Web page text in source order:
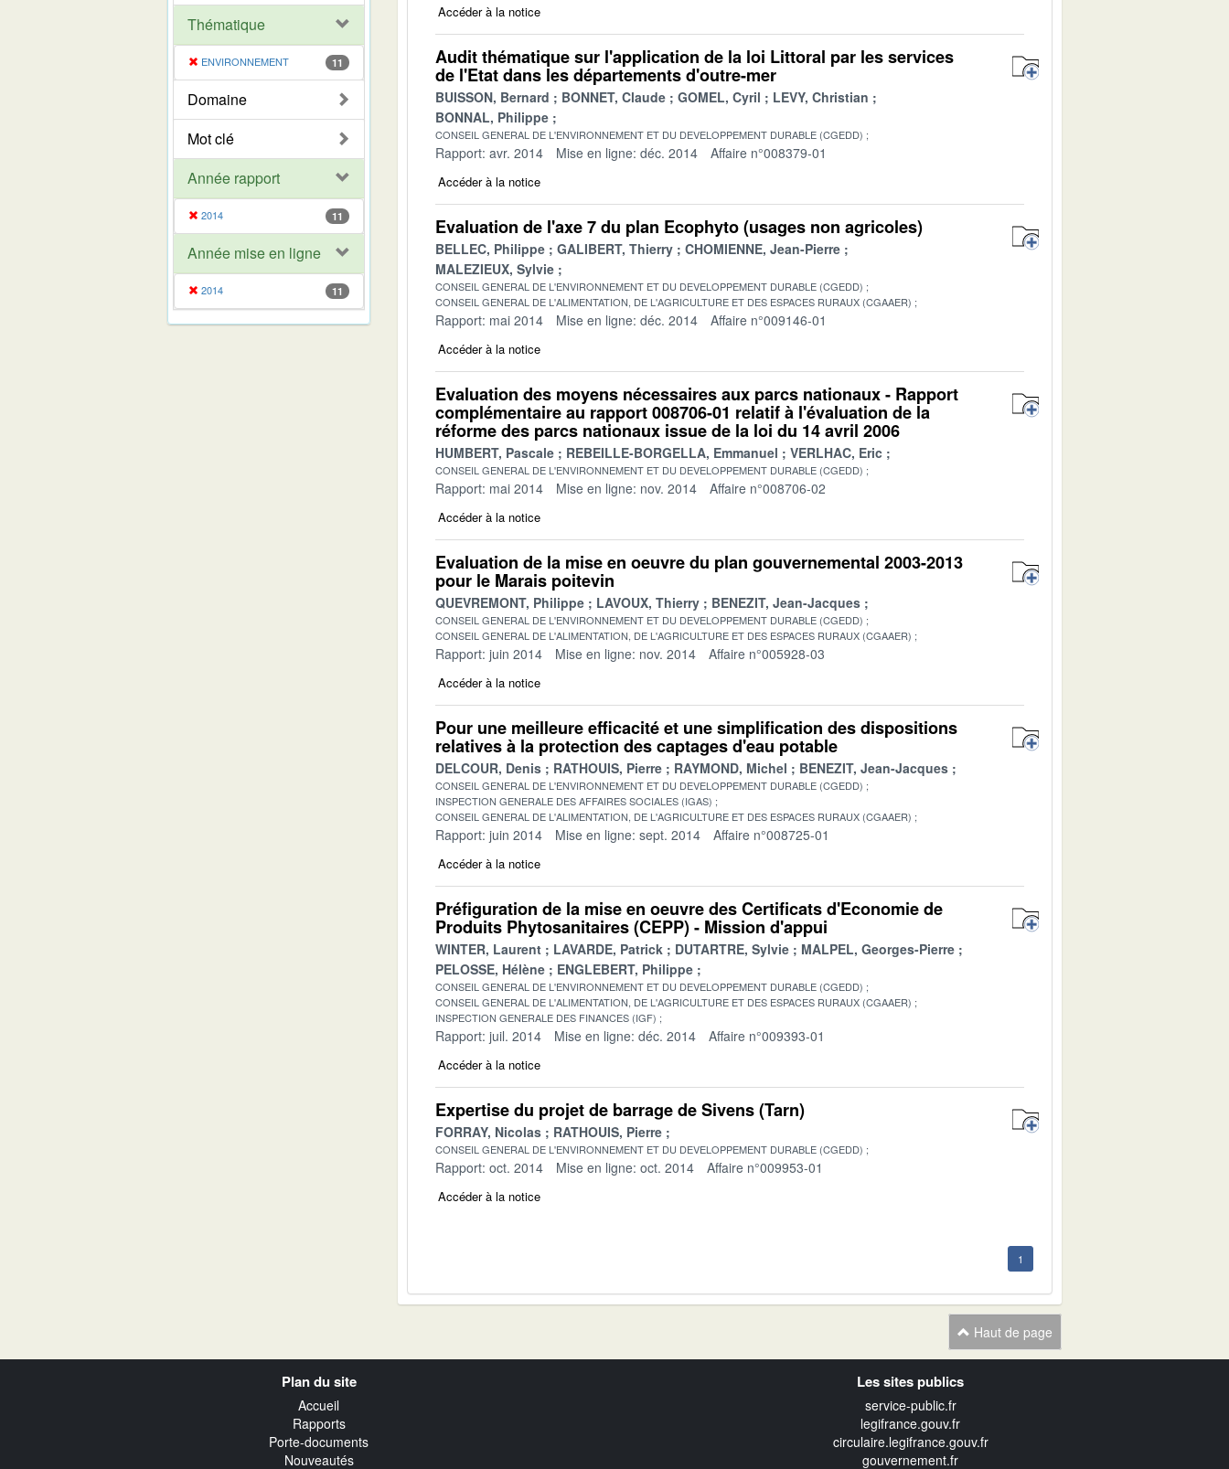
Thématique
ENVIRONNEMENT 11
Domaine
Mot clé
Année rapport
2014 11
Année mise en ligne
2014 11
Accéder à la notice
Audit thématique sur l'application de la loi Littoral par les services
de l'Etat dans les départements d'outre-mer
BUISSON, Bernard BONNET, Claude GOMEL, Cyril
LEVY, Christian
BONNAL, Philippe
CONSEIL GENERAL DE L'ENVIRONNEMENT ET DU DEVELOPPEMENT DURABLE (CGEDD)
Rapport: avr. 2014 Mise en ligne: déc. 2014 Affaire n°008379-01
Accéder à la notice
Evaluation de l'axe 7 du plan Ecophyto (usages non agricoles)
BELLEC, Philippe GALIBERT, Thierry
CHOMIENNE, Jean-Pierre
MALEZIEUX, Sylvie
CONSEIL GENERAL DE L'ENVIRONNEMENT ET DU DEVELOPPEMENT DURABLE (CGEDD)
CONSEIL GENERAL DE L'ALIMENTATION, DE L'AGRICULTURE ET DES ESPACES RURAUX (CGAAER)
Rapport: mai 2014 Mise en ligne: déc. 2014 Affaire n°009146-01
Accéder à la notice
Evaluation des moyens nécessaires aux parcs nationaux - Rapport
complémentaire au rapport 008706-01 relatif à l'évaluation de la
réforme des parcs nationaux issue de la loi du 14 avril 2006
HUMBERT, Pascale REBEILLE-BORGELLA, Emmanuel VERLHAC, Eric
CONSEIL GENERAL DE L'ENVIRONNEMENT ET DU DEVELOPPEMENT DURABLE (CGEDD)
Rapport: mai 2014 Mise en ligne: nov. 2014 Affaire n°008706-02
Accéder à la notice
Evaluation de la mise en oeuvre du plan gouvernemental 2003-2013
pour le Marais poitevin
QUEVREMONT, Philippe LAVOUX, Thierry BENEZIT, Jean-Jacques
CONSEIL GENERAL DE L'ENVIRONNEMENT ET DU DEVELOPPEMENT DURABLE (CGEDD)
CONSEIL GENERAL DE L'ALIMENTATION, DE L'AGRICULTURE ET DES ESPACES RURAUX (CGAAER)
Rapport: juin 2014 Mise en ligne: nov. 2014 Affaire n°005928-03
Accéder à la notice
Pour une meilleure efficacité et une simplification des dispositions
relatives à la protection des captages d'eau potable
DELCOUR, Denis RATHOUIS, Pierre RAYMOND, Michel BENEZIT, Jean-Jacques
CONSEIL GENERAL DE L'ENVIRONNEMENT ET DU DEVELOPPEMENT DURABLE (CGEDD)
INSPECTION GENERALE DES AFFAIRES SOCIALES (IGAS)
CONSEIL GENERAL DE L'ALIMENTATION, DE L'AGRICULTURE ET DES ESPACES RURAUX (CGAAER)
Rapport: juin 2014 Mise en ligne: sept. 2014 Affaire n°008725-01
Accéder à la notice
Préfiguration de la mise en oeuvre des Certificats d'Economie de
Produits Phytosanitaires (CEPP) - Mission d'appui
WINTER, Laurent LAVARDE, Patrick DUTARTRE, Sylvie
MALPEL, Georges-Pierre
PELOSSE, Hélène
ENGLEBERT, Philippe
CONSEIL GENERAL DE L'ENVIRONNEMENT ET DU DEVELOPPEMENT DURABLE (CGEDD)
CONSEIL GENERAL DE L'ALIMENTATION, DE L'AGRICULTURE ET DES ESPACES RURAUX (CGAAER)
INSPECTION GENERALE DES FINANCES (IGF)
Rapport: juil. 2014 Mise en ligne: déc. 2014 Affaire n°009393-01
Accéder à la notice
Expertise du projet de barrage de Sivens (Tarn)
FORRAY, Nicolas RATHOUIS, Pierre
CONSEIL GENERAL DE L'ENVIRONNEMENT ET DU DEVELOPPEMENT DURABLE (CGEDD)
Rapport: oct. 2014 Mise en ligne: oct. 2014 Affaire n°009953-01
Accéder à la notice
1
Haut de page
Plan du site
Accueil
Rapports
Porte-documents
Nouveautés
Les sites publics
service-public.fr
legifrance.gouv.fr
circulaire.legifrance.gouv.fr
gouvernement.fr